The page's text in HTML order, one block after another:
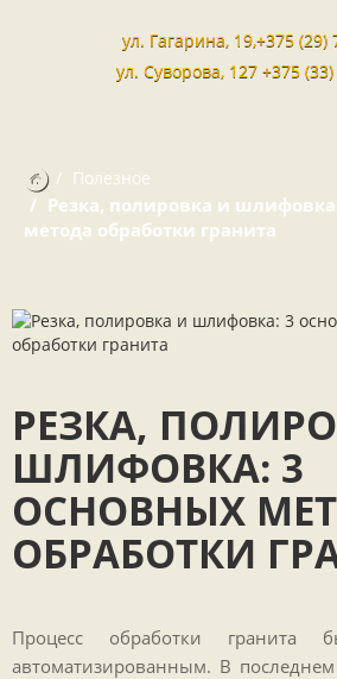
ул. Гагарина, 19,+375 (29)
ул. Суворова, 127 +375
Полезное
Резка, полировка и
метода обработки гранита
РЕЗКА,
ШЛИФОВКА: 3
ОСНОВНЫХ
ОБРАБОТКИ
Процесс обработки гранита
автоматизированным. В